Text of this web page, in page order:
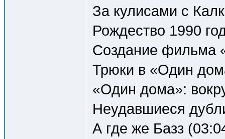
За кулисами с
Рождество 1990
Создание фильма
Трюки в «Один
«Один дома»:
Неудавшиеся
А где же Базз